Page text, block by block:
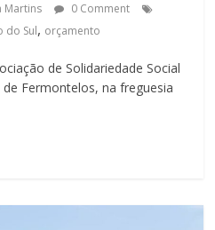
Martins
0 Comment
do Sul, orçamento
de Solidariedade Social
Fermontelos, na freguesia